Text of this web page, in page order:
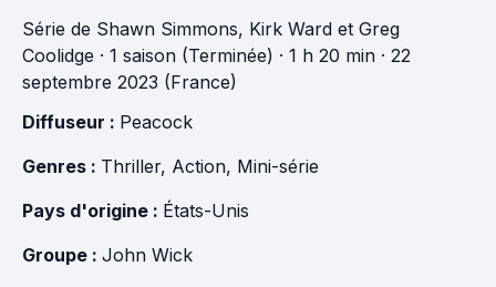
Série de Shawn Simmons, Kirk Ward et Greg
Coolidge · 1 saison (Terminée) · 1 h 20 min · 22
septembre 2023 (France)
Diffuseur : Peacock
Genres : Thriller, Action, Mini-série
Pays d'origine : États-Unis
Groupe : John Wick